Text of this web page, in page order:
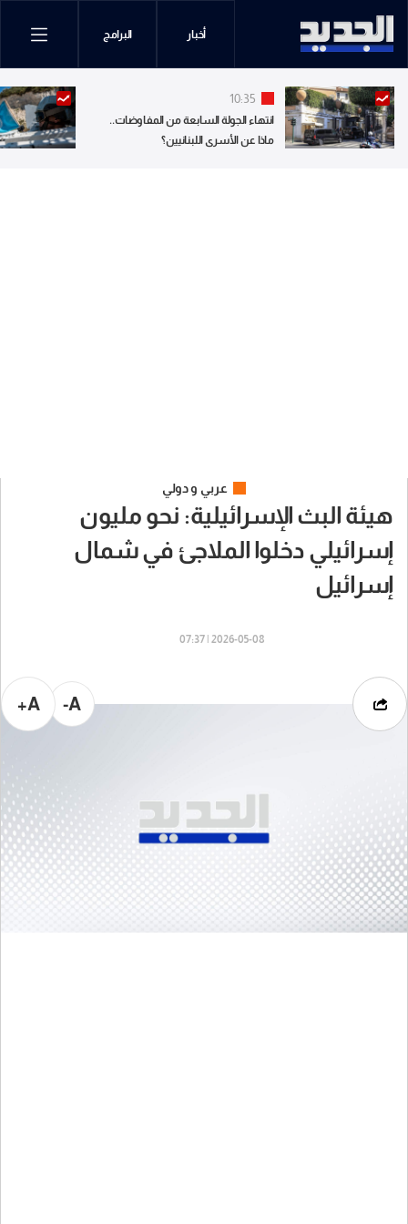
أخبار البرامج
10:35
انتهاء الجولة السابعة من المفاوضات..
ماذا عن الأسرى اللبنانيين؟
عربي و دولي
هيئة البث الإسرائيلية: نحو مليون
إسرائيلي دخلوا الملاجئ في شمال
إسرائيل
2026-05-08 | 07:37
A-
A+